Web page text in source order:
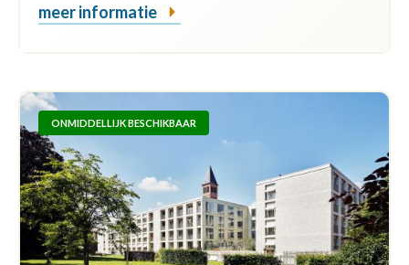
meer informatie
ONMIDDELLIJK BESCHIKBAAR